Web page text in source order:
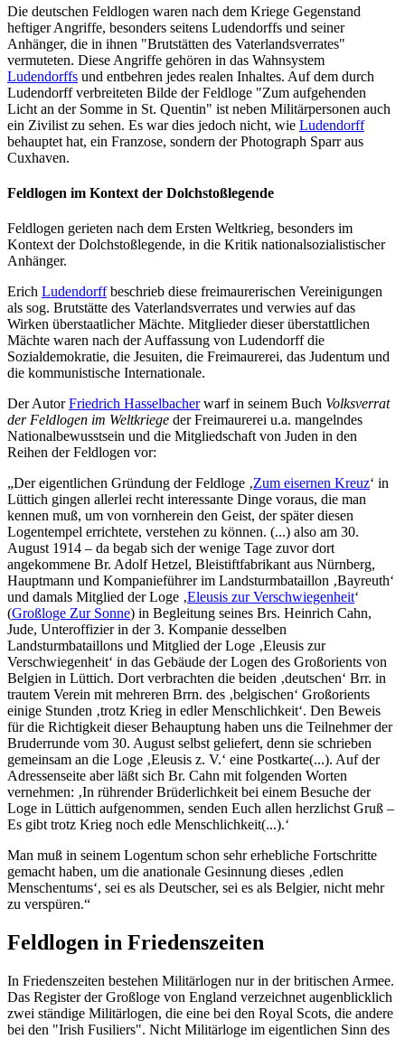
Die deutschen Feldlogen waren nach dem Kriege Gegenstand
heftiger Angriffe, besonders seitens Ludendorffs und seiner
Anhänger, die in ihnen "Brutstätten des Vaterlandsverrates"
vermuteten. Diese Angriffe gehören in das Wahnsystem
Ludendorffs und entbehren jedes realen Inhaltes. Auf dem durch
Ludendorff verbreiteten Bilde der Feldloge "Zum aufgehenden
Licht an der Somme in St. Quentin" ist neben Militärpersonen auch
ein Zivilist zu sehen. Es war dies jedoch nicht, wie Ludendorff
behauptet hat, ein Franzose, sondern der Photograph Sparr aus
Cuxhaven.
Feldlogen im Kontext der Dolchstoßlegende
Feldlogen gerieten nach dem Ersten Weltkrieg, besonders im
Kontext der Dolchstoßlegende, in die Kritik nationalsozialistischer
Anhänger.
Erich Ludendorffbeschrieb diese freimaurerischen Vereinigungen
als sog. Brutstätte des Vaterlandsverrates und verwies auf das
Wirken überstaatlicher Mächte. Mitglieder dieser überstattlichen
Mächte waren nach der Auffassung von Ludendorff die
Sozialdemokratie, die Jesuiten, die Freimaurerei, das Judentum und
die kommunistische Internationale.
Der AutorFriedrich Hasselbacherwarf in seinem Buch Volksverrat
der Feldlogen im Weltkriege der Freimaurerei u.a. mangelndes
Nationalbewusstsein und die Mitgliedschaft von Juden in den
Reihen der Feldlogen vor:
„Der eigentlichen Gründung der Feldloge ‚Zum eisernen Kreuz‘ in
Lüttich gingen allerlei recht interessante Dinge voraus, die man
kennen muß, um von vornherein den Geist, der später diesen
Logentempel errichtete, verstehen zu können. (...) also am 30.
August 1914 – da begab sich der wenige Tage zuvor dort
angekommene Br. Adolf Hetzel, Bleistiftfabrikant aus Nürnberg,
Hauptmann und Kompanieführer im Landsturmbataillon ‚Bayreuth‘
und damals Mitglied der Loge ‚Eleusis zur Verschwiegenheit‘
(Großloge Zur Sonne) in Begleitung seines Brs. Heinrich Cahn,
Jude, Unteroffizier in der 3. Kompanie desselben
Landsturmbataillons und Mitglied der Loge ‚Eleusis zur
Verschwiegenheit‘ in das Gebäude der Logen des Großorients von
Belgien in Lüttich. Dort verbrachten die beiden ‚deutschen‘ Brr. in
trautem Verein mit mehreren Brrn. des ‚belgischen‘ Großorients
einige Stunden ‚trotz Krieg in edler Menschlichkeit‘. Den Beweis
für die Richtigkeit dieser Behauptung haben uns die Teilnehmer der
Bruderrunde vom 30. August selbst geliefert, denn sie schrieben
gemeinsam an die Loge ‚Eleusis z. V.‘ eine Postkarte(...). Auf der
Adressenseite aber läßt sich Br. Cahn mit folgenden Worten
vernehmen: ‚In rührender Brüderlichkeit bei einem Besuche der
Loge in Lüttich aufgenommen, senden Euch allen herzlichst Gruß –
Es gibt trotz Krieg noch edle Menschlichkeit(...).‘
Man muß in seinem Logentum schon sehr erhebliche Fortschritte
gemacht haben, um die anationale Gesinnung dieses ‚edlen
Menschentums‘, sei es als Deutscher, sei es als Belgier, nicht mehr
zu verspüren.“
Feldlogen in Friedenszeiten
In Friedenszeiten bestehen Militärlogen nur in der britischen Armee.
Das Register der Großloge von England verzeichnet augenblicklich
zwei ständige Militärlogen, die eine bei den Royal Scots, die andere
bei den "Irish Fusiliers". Nicht Militärloge im eigentlichen Sinn des